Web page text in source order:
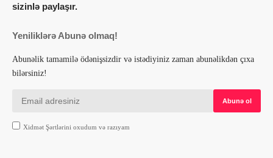
sizinlə paylaşır.
Yeniliklərə Abunə olmaq!
Abunəlik tamamilə ödənişsizdir və istədiyiniz zaman abunəlikdən çıxa
bilərsiniz!
Xidmət Şərtlərini oxudum və razıyam